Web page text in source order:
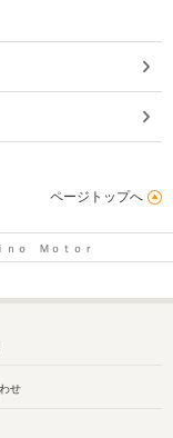
ページトップへ
ｎｏ Ｍｏｔｏｒ
せ